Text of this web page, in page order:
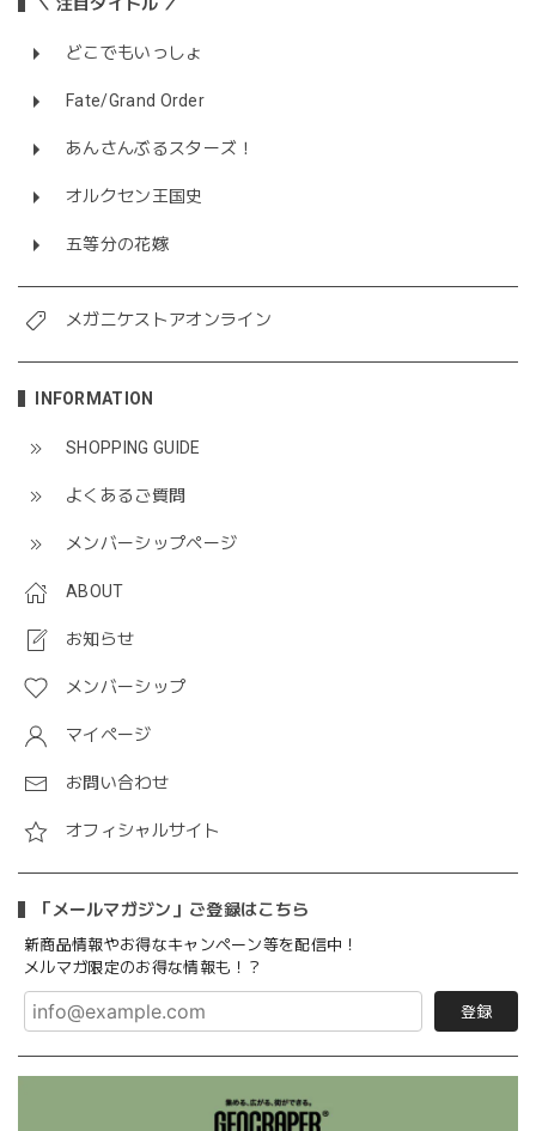
＼ 注目タイトル ／
どこでもいっしょ
Fate/Grand Order
あんさんぶるスターズ！
オルクセン王国史
五等分の花嫁
メガニケストアオンライン
INFORMATION
SHOPPING GUIDE
よくあるご質問
メンバーシップページ
ABOUT
お知らせ
メンバーシップ
マイページ
お問い合わせ
オフィシャルサイト
「メールマガジン」ご登録はこちら
新商品情報やお得なキャンペーン等を配信中！
メルマガ限定のお得な情報も！？
登録